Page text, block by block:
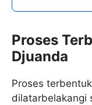
Proses
Proses
dilatarbelakangi